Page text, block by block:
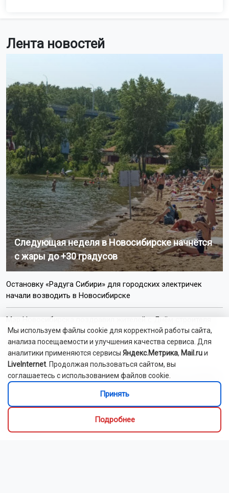
Лента новостей
Следующая неделя в Новосибирске начнётся
с жары до +30 градусов
Остановку «Радуга Сибири» для городских электричек
начали возводить в Новосибирске
Мэр Новосибирска поздравил жителей с Днём строителя
Новосибирских фельдшеров наделят функциями
психиатров-наркологов с 1 сентября
Мошенники выманивают деньги у новосибирцев «на нужды
Минпросвещения обновило перечень школьных учебников
Мы используем файлы cookie для корректной работы сайта,
анализа посещаемости и улучшения качества сервиса. Для
аналитики применяются сервисы Яндекс.Метрика, Mail.ruи
LiveInternet . Продолжая пользоваться сайтом, вы
соглашаетесь с использованием файлов cookie.
Принять
Подробнее